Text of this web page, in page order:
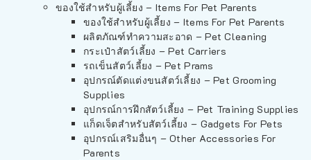
ของใช้สำหรับผู้เลี้ยง – Items For Pet Parents
ของใช้สำหรับผู้เลี้ยง – Items For Pet Parents
ผลิตภัณฑ์ทำความสะอาด – Pet Cleaning
กระเป๋าสัตว์เลี้ยง – Pet Carriers
รถเข็นสัตว์เลี้ยง – Pet Prams
อุปกรณ์ตัดแต่งขนสัตว์เลี้ยง – Pet Grooming
Supplies
อุปกรณ์การฝึกสัตว์เลี้ยง – Pet Training Supplies
แก็ดเจ็ตสำหรับสัตว์เลี้ยง – Gadgets For Pets
อุปกรณ์เสริมอื่นๆ – Other Accessories For
Parents